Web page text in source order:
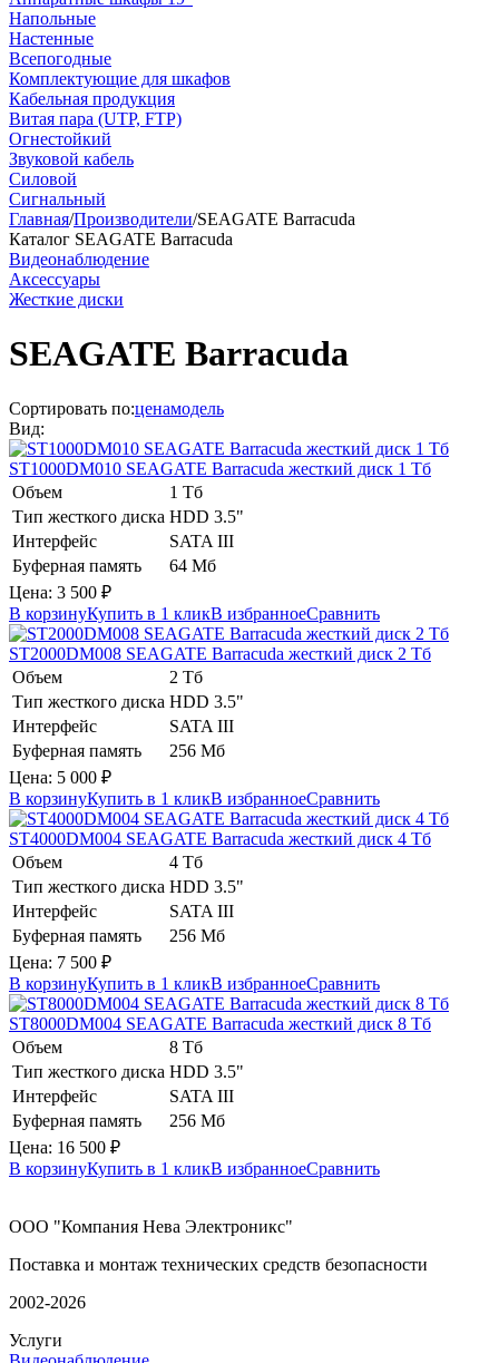
Напольные
Настенные
Всепогодные
Комплектующие для шкафов
Кабельная продукция
Витая пара (UTP, FTP)
Огнестойкий
Звуковой кабель
Силовой
Сигнальный
Главная/Производители/SEAGATE Barracuda
Каталог SEAGATE Barracuda
Видеонаблюдение
Аксессуары
Жесткие диски
SEAGATE Barracuda
Сортировать по:ценамодель
Вид:
ST1000DM010 SEAGATE Barracuda жесткий диск 1 Тб
Объем
1 Тб
Тип жесткого диска HDD 3.5"
Интерфейс
SATA III
Буферная память
64 Мб
Цена: 3 500 ₽
В корзинуКупить в 1 кликВ избранноеСравнить
ST2000DM008 SEAGATE Barracuda жесткий диск 2 Тб
Объем
2 Тб
Тип жесткого диска HDD 3.5"
Интерфейс
SATA III
Буферная память
256 Мб
Цена: 5 000 ₽
В корзинуКупить в 1 кликВ избранноеСравнить
ST4000DM004 SEAGATE Barracuda жесткий диск 4 Тб
Объем
4 Тб
Тип жесткого диска HDD 3.5"
Интерфейс
SATA III
Буферная память
256 Мб
Цена: 7 500 ₽
В корзинуКупить в 1 кликВ избранноеСравнить
ST8000DM004 SEAGATE Barracuda жесткий диск 8 Тб
Объем
8 Тб
Тип жесткого диска HDD 3.5"
Интерфейс
SATA III
Буферная память
256 Мб
Цена: 16 500 ₽
В корзинуКупить в 1 кликВ избранноеСравнить
ООО "Компания Нева Электроникс"
Поставка и монтаж технических средств безопасности
2002-2026
Услуги